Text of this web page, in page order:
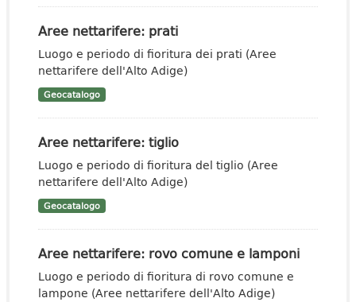
Aree nettarifere: prati
Luogo e periodo di fioritura dei prati (Aree
nettarifere dell'Alto Adige)
Geocatalogo
Aree nettarifere: tiglio
Luogo e periodo di fioritura del tiglio (Aree
nettarifere dell'Alto Adige)
Geocatalogo
Aree nettarifere: rovo comune e lamponi
Luogo e periodo di fioritura di rovo comune e
lampone (Aree nettarifere dell'Alto Adige)